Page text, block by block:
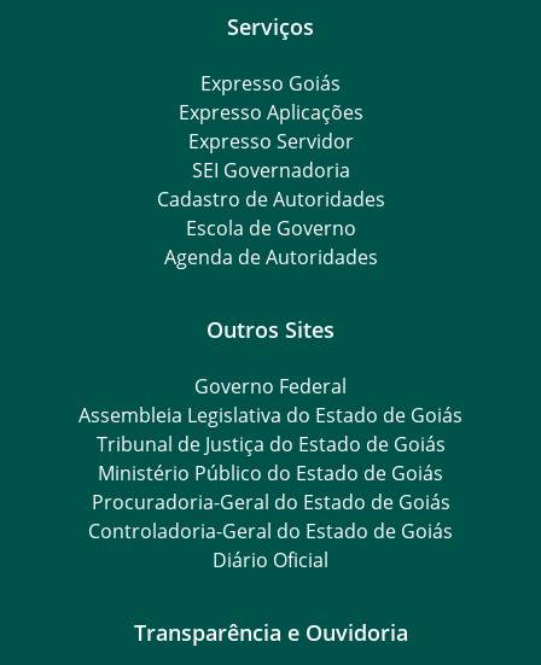
Serviços
Expresso Goiás
Expresso Aplicações
Expresso Servidor
SEI Governadoria
Cadastro de Autoridades
Escola de Governo
Agenda de Autoridades
Outros Sites
Governo Federal
Assembleia Legislativa do Estado de Goiás
Tribunal de Justiça do Estado de Goiás
Ministério Público do Estado de Goiás
Procuradoria-Geral do Estado de Goiás
Controladoria-Geral do Estado de Goiás
Diário Oficial
Transparência e Ouvidoria